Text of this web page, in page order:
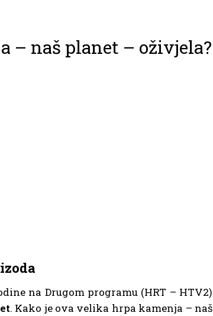
– naš planet – oživjela?
na Drugom programu (HRT – HTV2)
. Kako je ova velika hrpa kamenja – naš